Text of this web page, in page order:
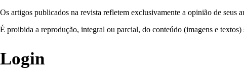
Os artigos publicados na revista refletem exclusivamente a opinião de seus
É proibida a reprodução, integral ou parcial, do conteúdo (imagens e textos)
Login